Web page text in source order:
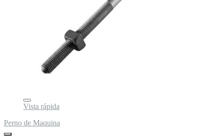
Vista rápida
Perno de Maquina